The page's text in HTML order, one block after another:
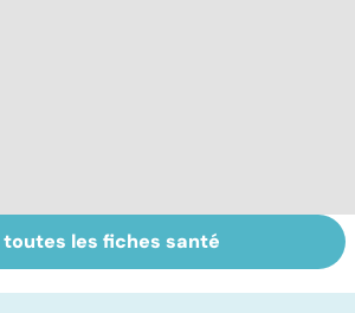
Sexualité,
infertilité et
toutes les fiches santé